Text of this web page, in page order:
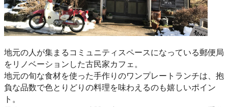
地元の人が集まるコミュニティスペースになっている郵便局
をリノベーションした古民家カフェ。
地元の旬な食材を使った手作りのワンプレートランチは、抱
負な品数で色とりどりの料理を味わえるのも嬉しいポイン
ト。